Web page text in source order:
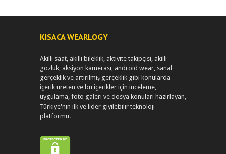
KISACA WEARLOGY
Akıllı saat, akıllı bileklik, aktivite takipçisi, akıllı
gözlük, aksiyon kamerası, android wear, sanal
gerçeklik ve artırılmış gerçeklik gibi konularda
içerik üreten ve bu içerikler için inceleme,
uygulama, foto galeri ve dosya konuları hazırlayan,
Türkiye'nin ilk ve lider giyilebilir teknoloji
platformu.